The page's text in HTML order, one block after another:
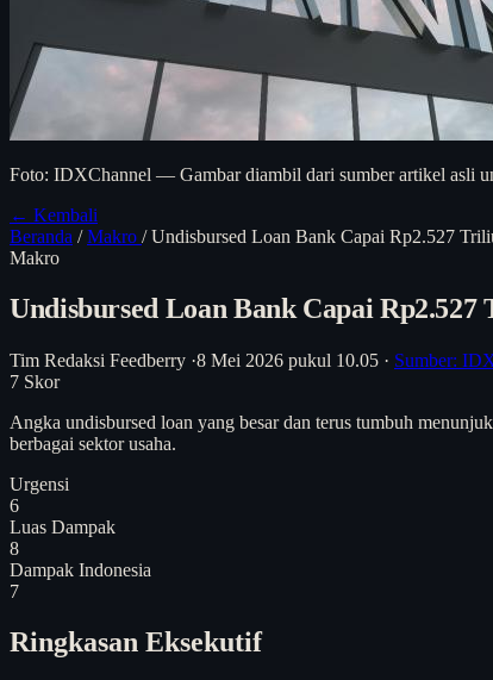
Foto: IDXChannel — Gambar diambil dari sumber artikel asli
← Kembali
Beranda / Makro / Undisbursed Loan Bank Capai Rp2.527
Makro
Undisbursed Loan Bank Capai
Tim Redaksi Feedberry ·8 Mei 2026 pukul 10.05 · Sumber:
7 Skor
Angka undisbursed loan yang besar dan terus tumbuh
berbagai sektor usaha.
Urgensi
6
Luas Dampak
8
Dampak Indonesia
7
Ringkasan Eksekutif